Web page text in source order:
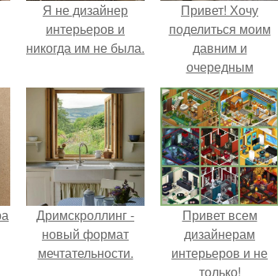
Я не дизайнер
интерьеров и
никогда им не была.
Привет! Хочу
поделиться моим
давним и
очередным
неопубликованным
проектом.
Дримскроллинг -
новый формат
мечтательности.
Привет всем
дизайнерам
интерьеров и не
только!